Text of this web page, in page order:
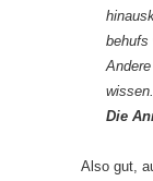
behufs
wissen.
Die
Also gut,